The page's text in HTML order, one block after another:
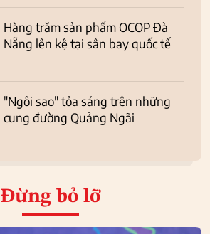
Hàng trăm sản phẩm OCOP Đà
Nẵng lên kệ tại sân bay quốc tế
"Ngôi sao" tỏa sáng trên những
cung đường Quảng Ngãi
Đừng bỏ lỡ